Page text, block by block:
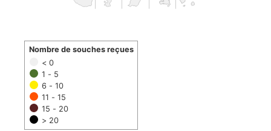
< 0
1 - 5
6 - 10
11 - 15
15 - 20
> 20
Nombre de souches reçues